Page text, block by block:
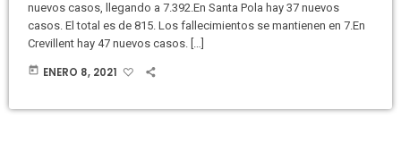
nuevos casos, llegando a 7.392.En Santa Pola hay 37 nuevos
casos. El total es de 815. Los fallecimientos se mantienen en 7.En
Crevillent hay 47 nuevos casos. […]
today ENERO 8, 2021